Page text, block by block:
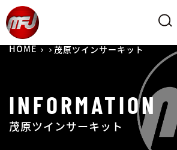
HOME 茂原ツインサーキット
INFORMATION
茂原ツインサーキット